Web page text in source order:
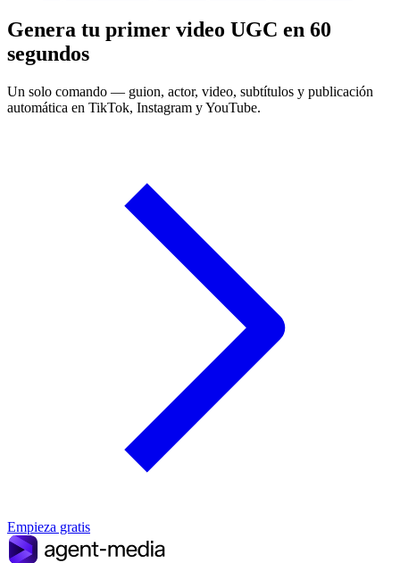
Genera tu primer video UGC en 60
segundos
Un solo comando — guion, actor, video, subtítulos y publicación
automática en TikTok, Instagram y YouTube.
Empieza gratis